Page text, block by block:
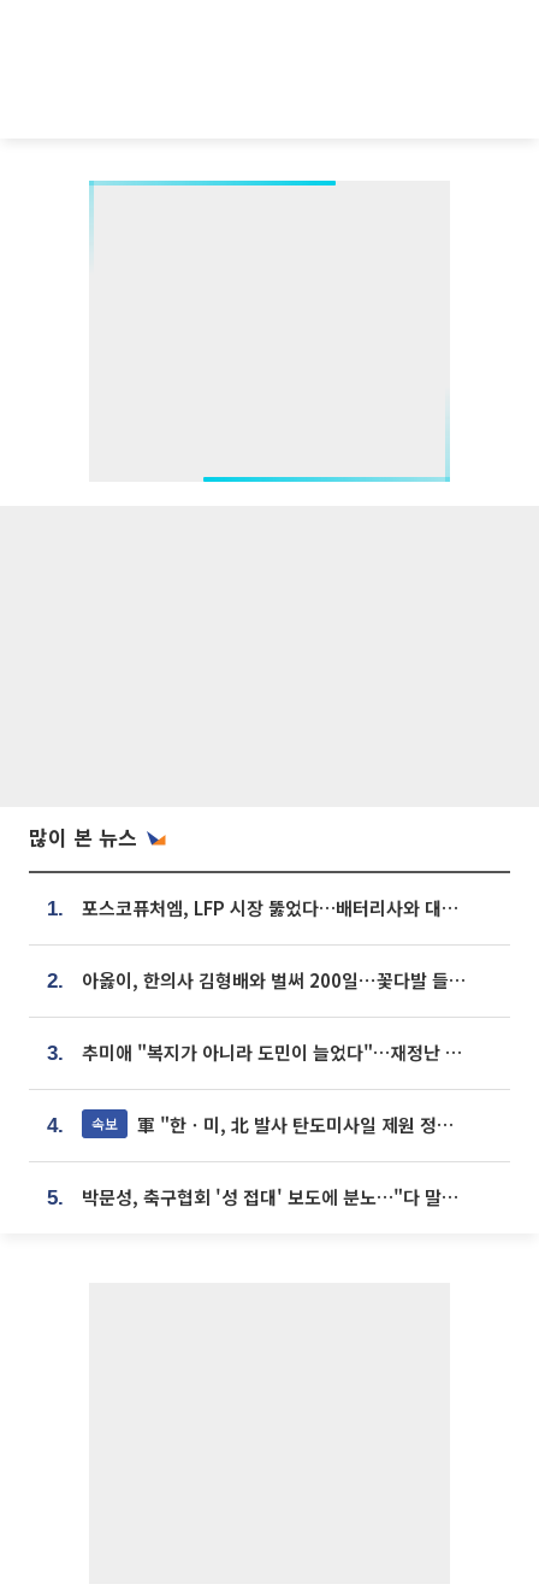
많이 본 뉴스
1. 포스코퓨처엠, LFP 시장 뚫었다…배터리사와 대규모 장기 공급 합의
2. 아옳이, 한의사 김형배와 벌써 200일⋯꽃다발 들고 "프러포즈 아냐"
3. 추미애 "복지가 아니라 도민이 늘었다"…재정난 책임론 정면돌파
4. 속보 軍 "한ㆍ미, 北 발사 탄도미사일 제원 정밀분석 중"
5. 박문성, 축구협회 '성 접대' 보도에 분노…"다 말아먹으려고 작정했나"